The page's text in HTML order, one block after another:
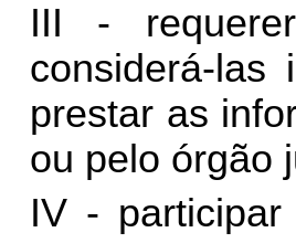
III -
considerá-las
prestar as
ou pelo órgão
IV -